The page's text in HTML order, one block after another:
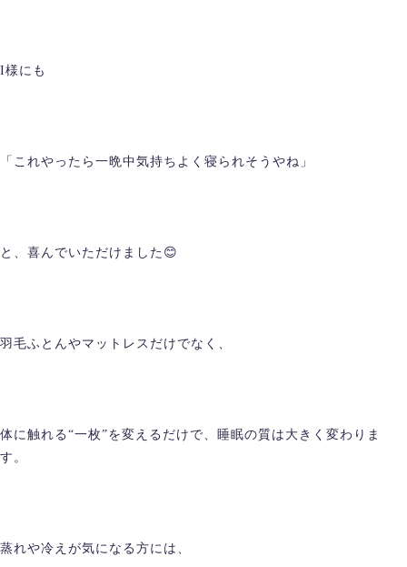
I様にも
「これやったら一晩中気持ちよく寝られそうやね」
と、喜んでいただけました😊
羽毛ふとんやマットレスだけでなく、
体に触れる“一枚”を変えるだけで、睡眠の質は大きく変わりま
す。
蒸れや冷えが気になる方には、